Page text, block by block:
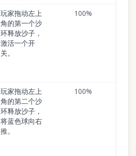
玩家拖动左上
角的第一个沙
环释放沙子，
激活一个开
关。
100%
玩家拖动左上
角的第二个沙
环释放沙子，
将蓝色球向右
推。
100%